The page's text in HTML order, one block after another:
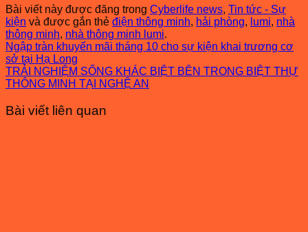
Bài viết này được đăng trong Cyberlife news, Tin tức - Sự
kiện và được gắn thẻ điện thông minh, hải phòng, lumi, nhà
thông minh, nhà thông minh lumi.
Ngập tràn khuyến mãi tháng 10 cho sự kiện khai trương cơ
sở tại Hạ Long
TRẢI NGHIỆM SỐNG KHÁC BIỆT BÊN TRONG BIỆT THỰ
THÔNG MINH TẠI NGHỆ AN
Bài viết liên quan